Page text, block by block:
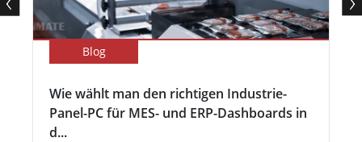
Blog
Wie wählt man den richtigen Industrie-
Panel-PC für MES- und ERP-Dashboards in
d...